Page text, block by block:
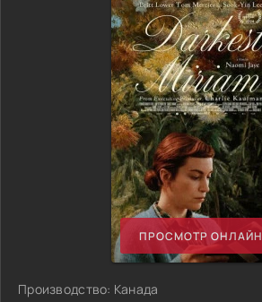
ПРОСМОТР ОНЛАЙН
Производство: Канада